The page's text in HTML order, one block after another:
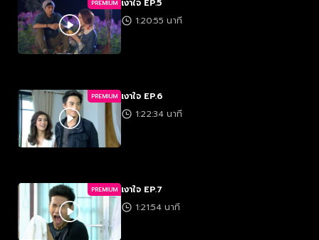
PREMIUM
1:20:55 นาที
PREMIUM เงาใจ EP.6
1:22:34 นาที
PREMIUM เงาใจ EP.7
1:21:54 นาที